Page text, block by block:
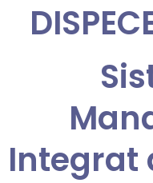
Integrat